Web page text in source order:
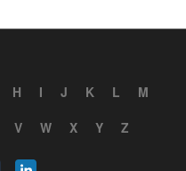
H I J K L
M
V W X Y Z